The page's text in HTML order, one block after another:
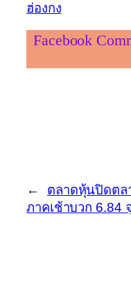
ฮ่องกง
Facebook
←
ตลาดหุ้นปิดตล
ภาคเช้าบวก 6.84